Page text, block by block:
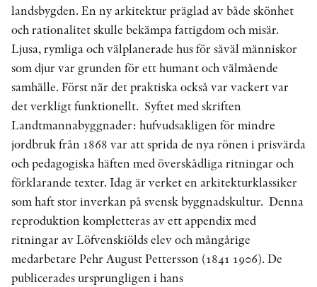
landsbygden. En ny arkitektur präglad av både skönhet
och rationalitet skulle bekämpa fattigdom och misär.
Ljusa, rymliga och välplanerade hus för såväl människor
som djur var grunden för ett humant och välmående
samhälle. Först när det praktiska också var vackert var
det verkligt funktionellt. Syftet med skriften
Landtmannabyggnader: hufvudsakligen för mindre
jordbruk från 1868 var att sprida de nya rönen i prisvärda
och pedagogiska häften med överskådliga ritningar och
förklarande texter. Idag är verket en arkitekturklassiker
som haft stor inverkan på svensk byggnadskultur. Denna
reproduktion kompletteras av ett appendix med
ritningar av Löfvenskiölds elev och mångårige
medarbetare Pehr August Pettersson (1841 1906). De
publicerades ursprungligen i hans